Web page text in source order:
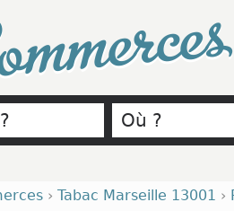
› Tabac Marseille 13001 ›